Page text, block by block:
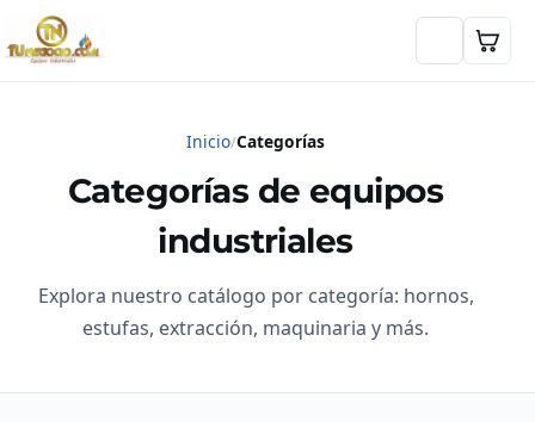
Inicio Categorías
Categorías de equipos
industriales
Explora nuestro catálogo por categoría: hornos,
estufas, extracción, maquinaria y más.